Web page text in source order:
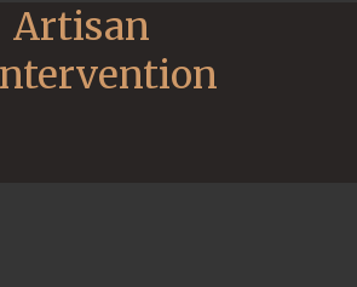
Artisan